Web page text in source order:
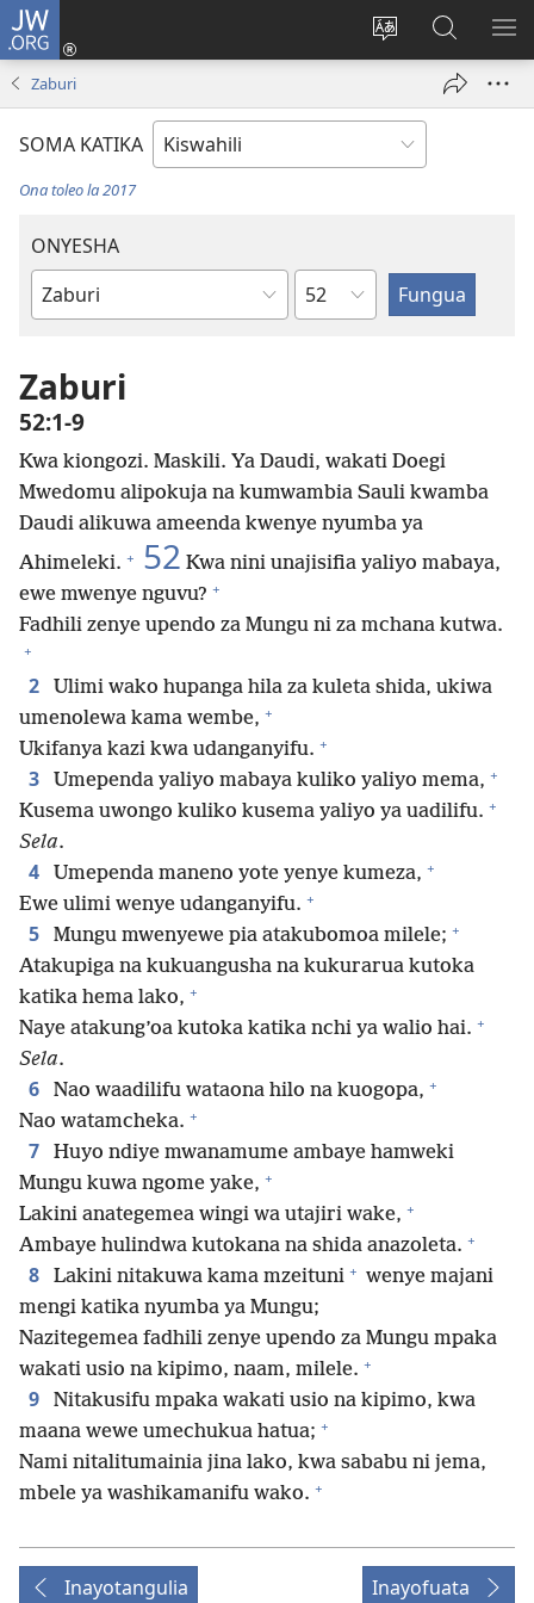
JW.ORG
Badili
tovuti
Ingia
(opens
Tafuta
Katika
JW.ORG
Zaburi
SOMA KATIKA
Ona toleo la 2017
ONYESHA
Kitabu
Biblia
Sura
Zaburi
52:1-9
Kwa kiongozi. Maskili. Ya Daudi, wakati Doegi
Mwedomu alipokuja na kumwambia Sauli kwamba
Daudi alikuwa ameenda kwenye nyumba ya
Ahimeleki. + 52 Kwa nini unajisifia yaliyo mabaya,
ewe mwenye nguvu? +
Fadhili zenye upendo za Mungu ni za mchana kutwa.
+
2
Ulimi wako hupanga hila za kuleta shida, ukiwa
umenolewa kama wembe, +
Ukifanya kazi kwa udanganyifu. +
3 Umependa yaliyo mabaya kuliko yaliyo mema, +
Kusema uwongo kuliko kusema yaliyo ya uadilifu. +
Sela.
4 Umependa maneno yote yenye kumeza, +
Ewe ulimi wenye udanganyifu. +
5 Mungu mwenyewe pia atakubomoa milele; +
Atakupiga na kukuangusha na kukurarua kutoka
katika hema lako, +
Naye atakung’oa kutoka katika nchi ya walio hai. +
Sela.
6 Nao waadilifu wataona hilo na kuogopa, +
Nao watamcheka. +
7
Huyo ndiye mwanamume ambaye hamweki
Mungu kuwa ngome yake, +
Lakini anategemea wingi wa utajiri wake, +
Ambaye hulindwa kutokana na shida anazoleta. +
8 Lakini nitakuwa kama mzeituni + wenye majani
mengi katika nyumba ya Mungu;
Nazitegemea fadhili zenye upendo za Mungu mpaka
wakati usio na kipimo, naam, milele. +
9
Nitakusifu mpaka wakati usio na kipimo, kwa
maana wewe umechukua hatua; +
Nami nitalitumainia jina lako, kwa sababu ni jema,
mbele ya washikamanifu wako. +
Inayotangulia Inayofuata